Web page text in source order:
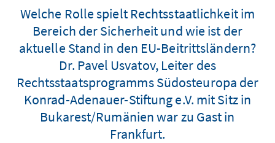
Welche Rolle spielt Rechtsstaatlichkeit im
Bereich der Sicherheit und wie ist der
aktuelle Stand in den EU-Beitrittsländern?
Dr. Pavel Usvatov, Leiter des
Rechtsstaatsprogramms Südosteuropa der
Konrad-Adenauer-Stiftung e.V. mit Sitz in
Bukarest/Rumänien war zu Gast in
Frankfurt.